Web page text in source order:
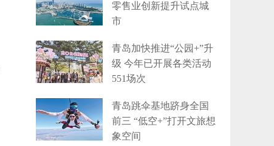
零售业创新提升试点城
市
青岛加快推进“公园+”升
级 今年已开展各类活动
551场次
青岛跳伞基地跻身全国
前三 “低空+”打开文旅想
象空间